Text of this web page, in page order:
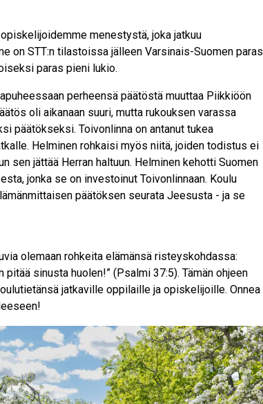
menestystä, joka jatkuu
on STT:n tilastoissa jälleen Varsinais-Suomen paras
paras pieni lukio.
perheensä päätöstä muuttaa Piikkiöön
oli aikanaan suuri, mutta rukouksen varassa
päätökseksi. Toivonlinna on antanut tukea
Helminen rohkaisi myös niitä, joiden todistus ei
sen jättää Herran haltuun. Helminen kehotti Suomen
jonka se on investoinut Toivonlinnaan. Koulu
päätöksen seurata Jeesusta - ja se
olemaan rohkeita elämänsä risteyskohdassa:
pitää sinusta huolen!” (Psalmi 37:5). Tämän ohjeen
jatkaville oppilaille ja opiskelijoille. Onnea